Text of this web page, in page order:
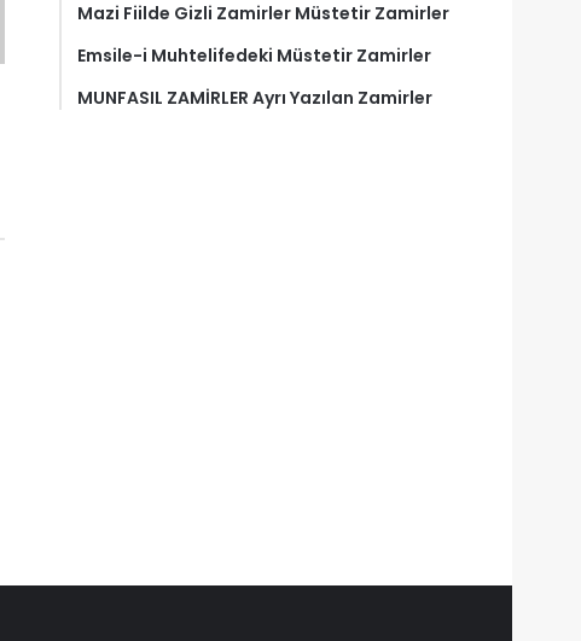
Mazi Fiilde Gizli Zamirler Müstetir Zamirler
Emsile-i Muhtelifedeki Müstetir Zamirler
MUNFASIL ZAMİRLER Ayrı Yazılan Zamirler